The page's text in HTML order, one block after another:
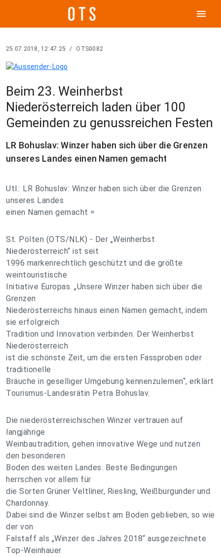
menu
25.07.2018, 12:47:25 / OTS0082
Beim 23. Weinherbst
Niederösterreich laden über 100
Gemeinden zu genussreichen Festen
LR Bohuslav: Winzer haben sich über die Grenzen
unseres Landes einen Namen gemacht
Utl.: LR Bohuslav: Winzer haben sich über die Grenzen
unseres Landes
einen Namen gemacht =
St. Pölten (OTS/NLK) - Der „Weinherbst
Niederösterreich“ ist seit
1996 markenrechtlich geschützt und die größte
weintouristische
Initiative Europas. „Unsere Winzer haben sich über die
Grenzen
Niederösterreichs hinaus einen Namen gemacht, indem
sie erfolgreich
Tradition und Innovation verbinden. Der Weinherbst
Niederösterreich
ist die schönste Zeit, um die ersten Fassproben oder
traditionelle
Bräuche in geselliger Umgebung kennenzulernen“, erklärt
Tourismus-Landesrätin Petra Bohuslav.
Die niederösterreichischen Winzer vertrauen auf
langjährige
Weinbautradition, gehen innovative Wege und nutzen
den besonderen
Boden des weiten Landes: Beste Bedingungen
herrschen vor allem für
die Sorten Grüner Veltliner, Riesling, Weißburgunder und
Chardonnay.
Dabei sind die Winzer selbst am Boden geblieben, so wie
der von
Falstaff als „Winzer des Jahres 2018“ ausgezeichnete
Top-Weinhauer